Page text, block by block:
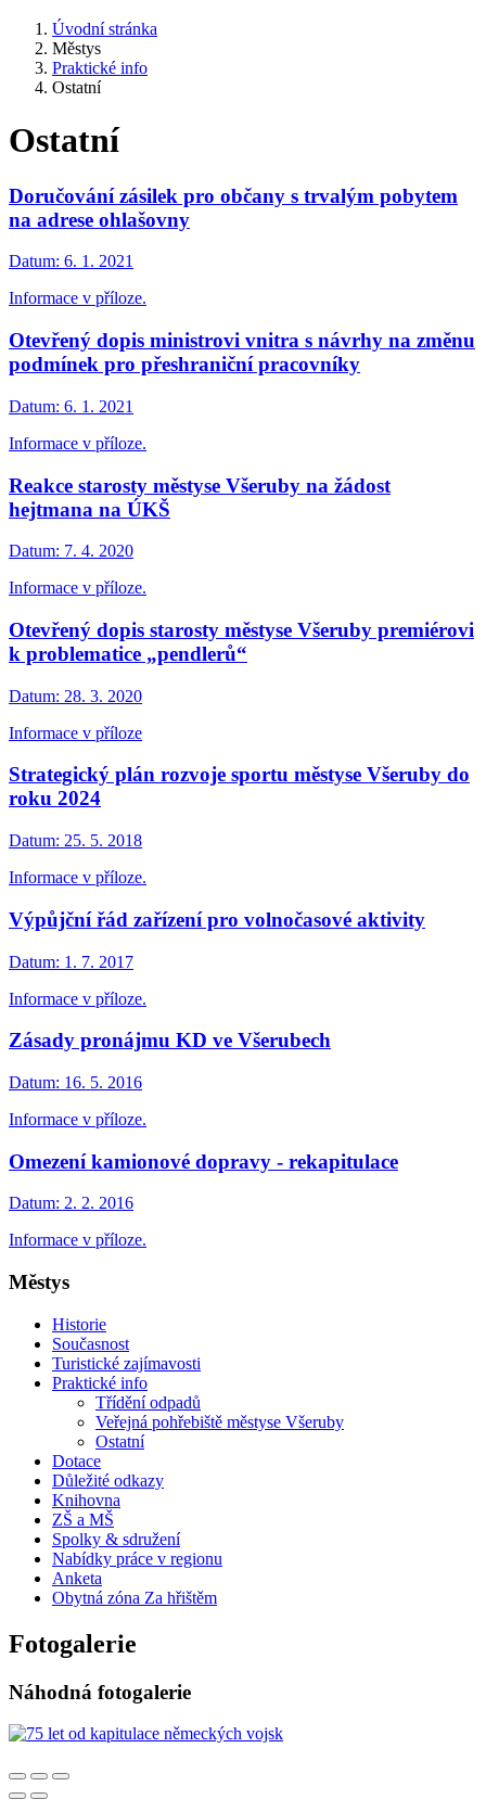
Úvodní stránka
Městys
Praktické info
Ostatní
Ostatní
Doručování zásilek pro občany s trvalým pobytem
na adrese ohlašovny
Datum: 6. 1. 2021
Informace v příloze.
Otevřený dopis ministrovi vnitra s návrhy na změnu
podmínek pro přeshraniční pracovníky
Datum: 6. 1. 2021
Informace v příloze.
Reakce starosty městyse Všeruby na žádost
hejtmana na ÚKŠ
Datum: 7. 4. 2020
Informace v příloze.
Otevřený dopis starosty městyse Všeruby premiérovi
k problematice „pendlerů“
Datum: 28. 3. 2020
Informace v příloze
Strategický plán rozvoje sportu městyse Všeruby do
roku 2024
Datum: 25. 5. 2018
Informace v příloze.
Výpůjční řád zařízení pro volnočasové aktivity
Datum: 1. 7. 2017
Informace v příloze.
Zásady pronájmu KD ve Všerubech
Datum: 16. 5. 2016
Informace v příloze.
Omezení kamionové dopravy - rekapitulace
Datum: 2. 2. 2016
Informace v příloze.
Městys
Historie
Současnost
Turistické zajímavosti
Praktické info
Třídění odpadů
Veřejná pohřebiště městyse Všeruby
Ostatní
Dotace
Důležité odkazy
Knihovna
ZŠ a MŠ
Spolky & sdružení
Nabídky práce v regionu
Anketa
Obytná zóna Za hřištěm
Fotogalerie
Náhodná fotogalerie